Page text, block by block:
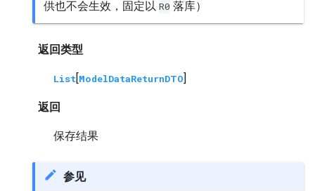
供也不会生效，固定以 R0 落库）
返回类型
List[ModelDataReturnDTO]
返回
保存结果
参见